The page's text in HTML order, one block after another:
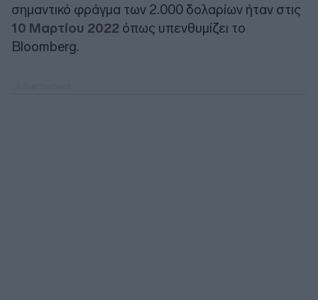
σημαντικό φράγμα των 2.000 δολαρίων ήταν στις
10 Μαρτίου 2022 όπως υπενθυμίζει το
Bloomberg.